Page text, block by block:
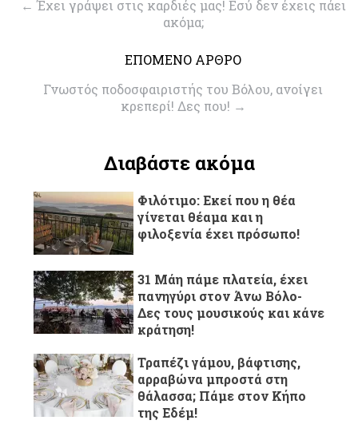
← Έχει γράψει στις καρδιές μας! Εσύ δεν έχεις πάει
ακόμα;
ΕΠΟΜΕΝΟ ΑΡΘΡΟ
Γνωστός ποδοσφαιριστής του Βόλου, ανοίγει
κρεπερί! Δες που! →
Διαβάστε ακόμα
Φιλότιμο: Εκεί που η θέα
γίνεται θέαμα και η
φιλοξενία έχει πρόσωπο!
31 Μάη πάμε πλατεία, έχει
πανηγύρι στον Άνω Βόλο-
Δες τους μουσικούς και κάνε
κράτηση!
Τραπέζι γάμου, βάφτισης,
αρραβώνα μπροστά στη
θάλασσα; Πάμε στον Κήπο
της Εδέμ!